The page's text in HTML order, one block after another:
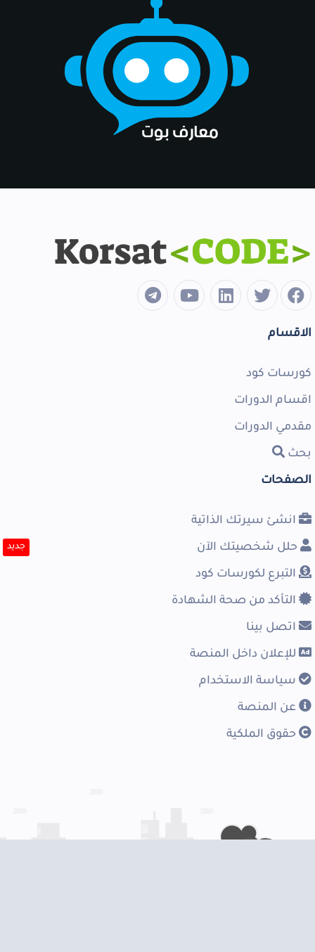
الاقسام
كورسات كود
اقسام الدورات
مقدمي الدورات
بحث
الصفحات
انشئ سيرتك الذاتية
حلل شخصيتك الآن جديد
التبرع لكورسات كود
التأكد من صحة الشهادة
اتصل بينا
للإعلان داخل المنصة
سياسة الاستخدام
عن المنصة
حقوق الملكية